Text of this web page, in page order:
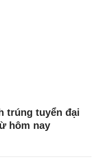
trúng tuyển đại
hôm nay